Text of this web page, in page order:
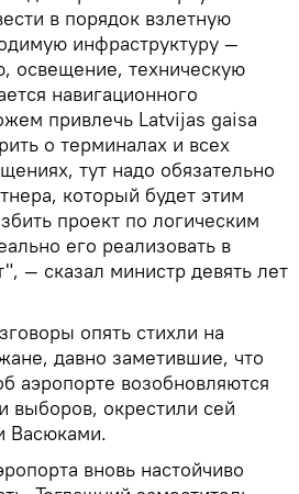
в порядок взлетную
инфраструктуру —
освещение, техническую
навигационного
привлечь Latvijas gaisa
о терминалах и всех
тут надо обязательно
который будет этим
проект по логическим
его реализовать в
— сказал министр девять лет
опять стихли на
давно заметившие, что
аэропорте возобновляются
выборов, окрестили сей
Васюками.
вновь настойчиво